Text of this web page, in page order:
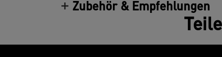
Zubehör & Empfehlungen